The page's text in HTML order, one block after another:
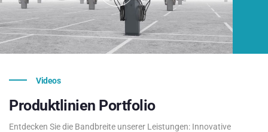
Videos
Produktlinien Portfolio
Entdecken Sie die Bandbreite unserer Leistungen: Innovative